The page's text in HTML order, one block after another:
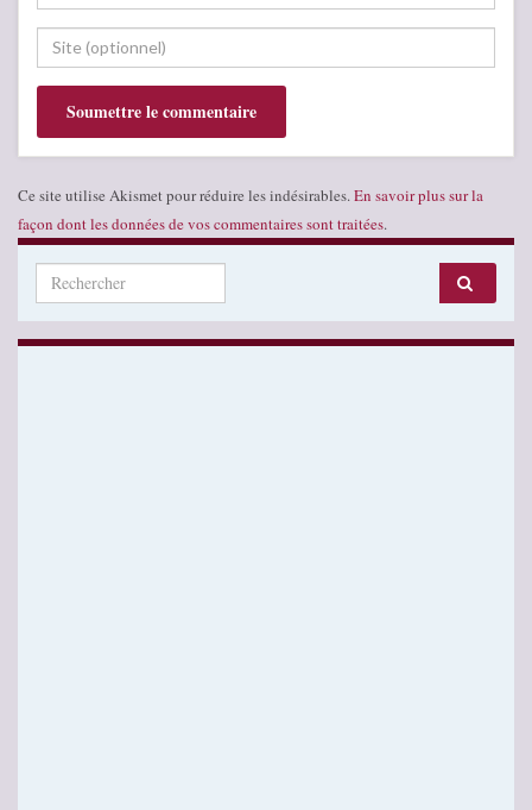
Ce site utilise Akismet pour réduire les indésirables. En savoir plus sur la
façon dont les données de vos commentaires sont traitées.
Search for: